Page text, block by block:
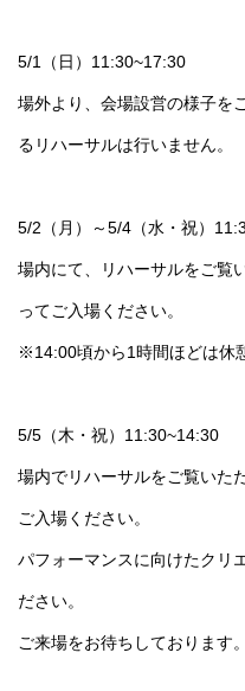
5/1（日）11:30~17:30
場外より、会場設営の様子を
るリハーサルは行いません。
5/2（月）～5/4（水・祝）
場内にて、リハーサルをご覧
ってご入場ください。
※14:00頃から1時間ほどは休
5/5（木・祝）11:30~14:30
場内でリハーサルをご覧いた
ご入場ください。
パフォーマンスに向けたクリ
ださい。
ご来場をお待ちしております。